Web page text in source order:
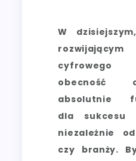
W
cyfrowego
obecność
absolutnie
dla sukcesu
niezależnie
czy branży.